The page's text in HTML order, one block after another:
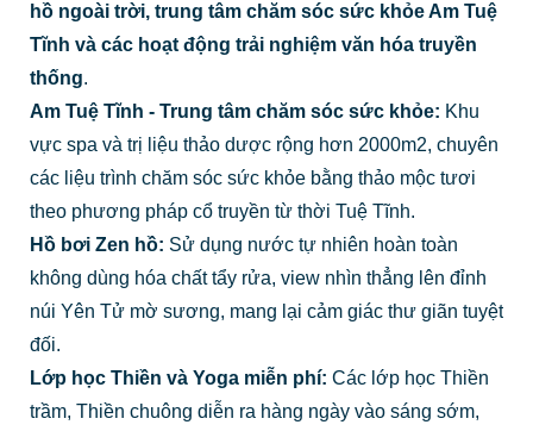
hồ ngoài trời, trung tâm chăm sóc sức khỏe Am Tuệ
Tĩnh và các hoạt động trải nghiệm văn hóa truyền
thống.
Am Tuệ Tĩnh - Trung tâm chăm sóc sức khỏe: Khu
vực spa và trị liệu thảo dược rộng hơn 2000m2, chuyên
các liệu trình chăm sóc sức khỏe bằng thảo mộc tươi
theo phương pháp cổ truyền từ thời Tuệ Tĩnh.
Hồ bơi Zen hồ: Sử dụng nước tự nhiên hoàn toàn
không dùng hóa chất tẩy rửa, view nhìn thẳng lên đỉnh
núi Yên Tử mờ sương, mang lại cảm giác thư giãn tuyệt
đối.
Lớp học Thiền và Yoga miễn phí: Các lớp học Thiền
trầm, Thiền chuông diễn ra hàng ngày vào sáng sớm,